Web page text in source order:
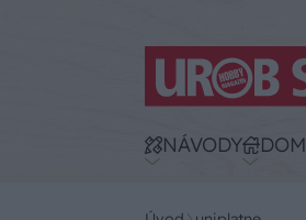
NÁVODY DOM